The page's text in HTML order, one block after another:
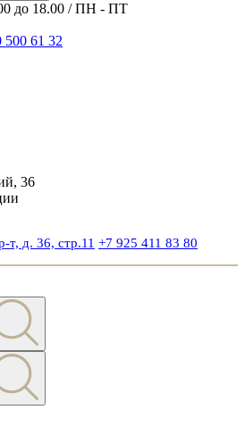
до 18.00 / ПН - ПТ
500 61 32
36
т, д. 36, стр.11 +7 925 411 83 80